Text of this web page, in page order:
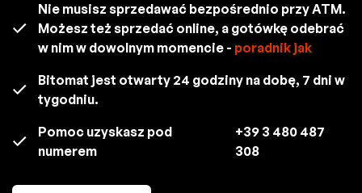
Nie musisz sprzedawać bezpośrednio przy ATM.
Możesz też sprzedać online, a gotówkę odebrać
w nim w dowolnym momencie - poradnik jak
Bitomat jest otwarty 24 godziny na dobę, 7 dni w
tygodniu.
Pomoc uzyskasz pod
numerem
+39 3 480 487
308